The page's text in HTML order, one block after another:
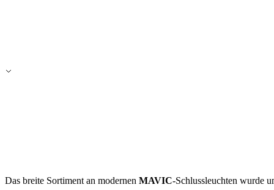
Das breite Sortiment an modernen MAVIC-Schlussleuchten wurde